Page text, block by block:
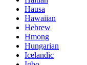
Hausa
Hawaiian
Hebrew
Hmong
Hungarian
Icelandic